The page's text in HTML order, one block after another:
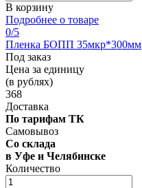
В корзину
Подробнее о товаре
0/5
Пленка БОПП 35мкр*300мм
Под заказ
Цена за единицу
(в рублях)
368
Доставка
По тарифам ТК
Самовывоз
Со склада
в Уфе и Челябинске
Количество